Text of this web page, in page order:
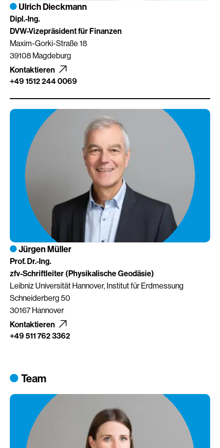
Ulrich Dieckmann
Dipl.-Ing.
DVW-Vizepräsident für Finanzen
Maxim-Gorki-Straße 18
39108 Magdeburg
Kontaktieren
+49 1512 244 0069
Jürgen Müller
Prof. Dr.-Ing.
zfv-Schriftleiter (Physikalische Geodäsie)
Leibniz Universität Hannover, Institut für Erdmessung
Schneiderberg 50
30167 Hannover
Kontaktieren
+49 511 762 3362
Team